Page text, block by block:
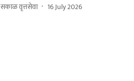
सकाळ वृत्तसेवा 16 July 2026